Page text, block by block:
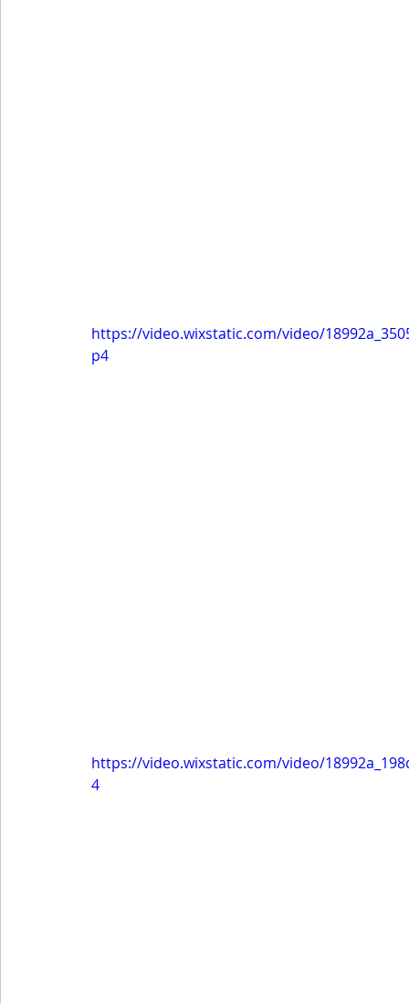
https://video.wixstatic.com/video/
p4
https://video.wixstatic.com/video/
4